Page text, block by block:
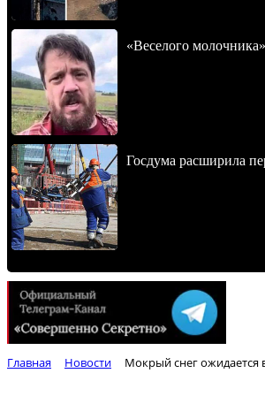
«Веселого
Госдума расширила
Главная Новости Мокрый снег ожидается